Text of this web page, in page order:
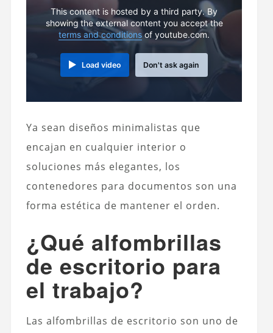
This content is hosted by a third party. By
showing the external content you accept the
terms and conditionsof youtube.com.
Load video Don't ask again
Ya sean diseños minimalistas que
encajan en cualquier interior o
soluciones más elegantes, los
contenedores para documentos son una
forma estética de mantener el orden.
¿Qué alfombrillas
de escritorio para
el trabajo?
Las alfombrillas de escritorio son uno de